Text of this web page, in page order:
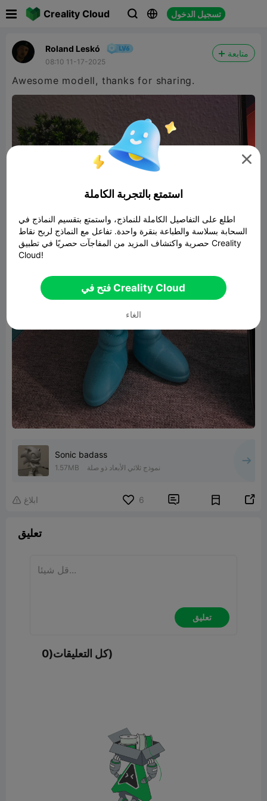
Creality Cloud   تسجيل الدخول
Roland Leskó
08:10 11-17-2025
متابعة
Awesome modell, thanks for sharing.
Sonic badass
1.57MB نموذج ثلاثي الأبعاد ذو صلة
 ابلاغ 6  
تعليق
تعليق
كل التعليقات(0)

استمتع بالتجربة الكاملة
اطلع على التفاصيل الكاملة للنماذج، واستمتع بتقسيم النماذج في
السحابة بسلاسة والطباعة بنقرة واحدة. تفاعل مع النماذج لربح نقاط
حصرية واكتشاف المزيد من المفاجآت حصريًا في تطبيق Creality
Cloud!
فتح في Creality Cloud
الغاء